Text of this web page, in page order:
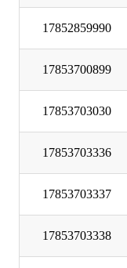
17852859990
17853700899
17853703030
17853703336
17853703337
17853703338